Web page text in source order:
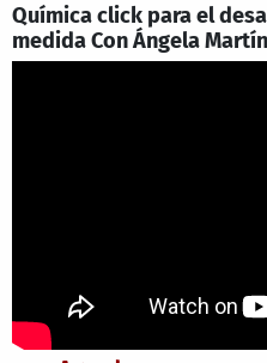
Química click para el
medida Con Ángela